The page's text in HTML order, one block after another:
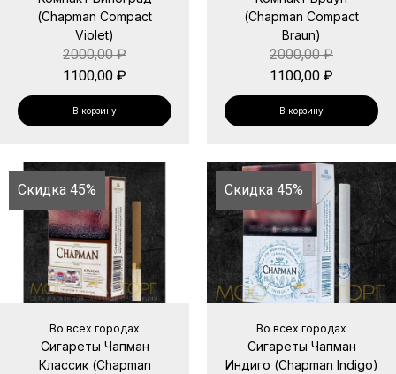
(Chapman Compact
Violet)
2000,00₽
1100,00 ₽
В корзину
(Chapman Compact
Braun)
2000,00₽
1100,00 ₽
В корзину
Скидка 45%
Во всех городах
Сигареты Чапман
Классик (Chapman
Скидка 45%
Во всех городах
Сигареты Чапман
Индиго (Chapman Indigo)